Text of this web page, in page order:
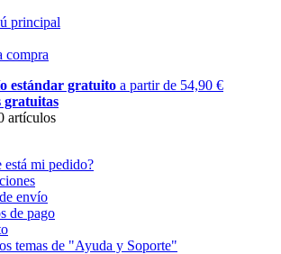
principal
compra
estándar gratuito a partir de 54,90 €
gratuitas
artículos
está mi pedido?
envío
de pago
temas de "Ayuda y Soporte"